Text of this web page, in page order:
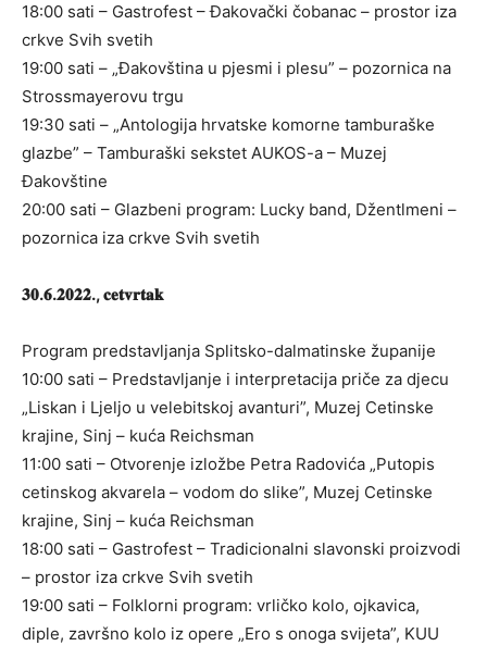
18:00 sati – Gastrofest – Đakovački čobanac – prostor iza
crkve Svih svetih
19:00 sati – „Đakovština u pjesmi i plesu” – pozornica na
Strossmayerovu trgu
19:30 sati – „Antologija hrvatske komorne tamburaške
glazbe” – Tamburaški sekstet AUKOS-a – Muzej
Đakovštine
20:00 sati – Glazbeni program: Lucky band, Džentlmeni –
pozornica iza crkve Svih svetih
𝟑𝟎.𝟔.𝟐𝟎𝟐𝟐., 𝐜𝐞𝐭𝐯𝐫𝐭𝐚𝐤
Program predstavljanja Splitsko-dalmatinske županije
10:00 sati – Predstavljanje i interpretacija priče za djecu
„Liskan i Ljeljo u velebitskoj avanturi”, Muzej Cetinske
krajine, Sinj – kuća Reichsman
11:00 sati – Otvorenje izložbe Petra Radovića „Putopis
cetinskog akvarela – vodom do slike”, Muzej Cetinske
krajine, Sinj – kuća Reichsman
18:00 sati – Gastrofest – Tradicionalni slavonski proizvodi
– prostor iza crkve Svih svetih
19:00 sati – Folklorni program: vrličko kolo, ojkavica,
diple, završno kolo iz opere „Ero s onoga svijeta”, KUU